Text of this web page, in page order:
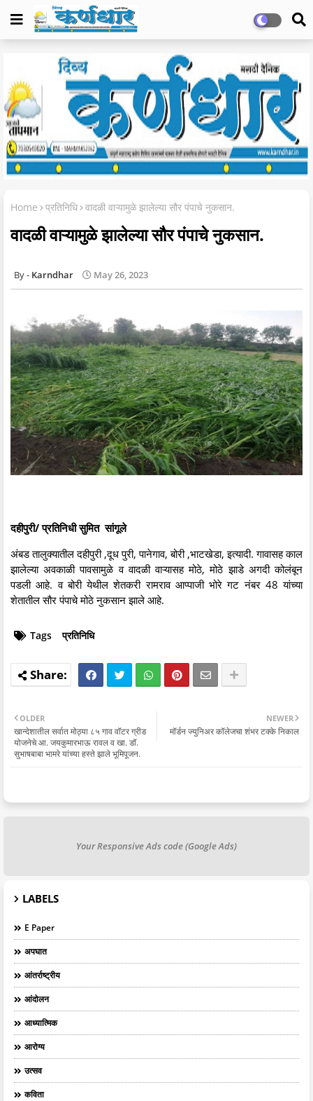
Home प्रतिनिधि वादळी वाऱ्यामुळे झालेल्या सौर पंपाचे नुकसान.
वादळी वाऱ्यामुळे झालेल्या सौर पंपाचे नुकसान.
Karndhar May 26, 2023
दहीपुरी/ प्रतिनिधी सुमित सांगूले
अंबड तालुक्यातील दहीपुरी ,दूध पुरी, पानेगाव, बोरी ,भाटखेडा, इत्यादी. गावासह काल
झालेल्या अवकाळी पावसामुळे व वादळी वाऱ्यासह मोठे, मोठे झाडे अगदी कोलंबून
पडली आहे. व बोरी येथील शेतकरी रामराव आप्पाजी भोरे गट नंबर 48 यांच्या
शेतातील सौर पंपाचे मोठे नुकसान झाले आहे.
Tags प्रतिनिधि
NEWER
मॉर्डन ज्युनिअर कॉलेजचा शंभर टक्के निकाल
OLDER
खान्देशातील सर्वात मोठ्या ८५ गाव वॉटर ग्रीड
योजनेचे आ. जयकुमारभाऊ रावल व खा. डॉ.
सुभाषबाबा भामरे यांच्या हस्ते झाले भूमिपूजन.
Your Responsive Ads code (Google Ads)
LABELS
E Paper
अपघात
आंतर्राष्ट्रीय
आंदोलन
आध्यात्मिक
आरोग्य
उत्सव
कविता